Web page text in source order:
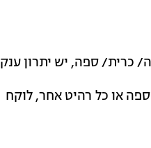
כרית/ ספה, יש יתרון ענק
או כל רהיט אחר, לוקח